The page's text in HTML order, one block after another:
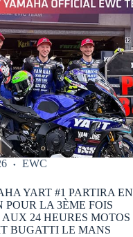
EWC
YART #1 PARTIRA EN
POUR LA 3ÈME FOIS
24 HEURES MOTOS
BUGATTI LE MANS